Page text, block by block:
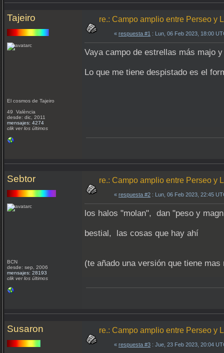
Tajeiro
El cosmos de Tajeiro
49 València
desde: dic, 2011
mensajes: 4274
clik ver los últimos
re.: Campo amplio entre Perseo y
« respuesta #1 : Lun, 06 Feb 2023, 18:00
Vaya campo de estrellas más majo
Lo que me tiene despistado es el
Sebtor
BCN
desde: sep, 2006
mensajes: 28193
clik ver los últimos
re.: Campo amplio entre Perseo y
« respuesta #2 : Lun, 06 Feb 2023, 22:45
los halos "molan", dan "peso y
bestial, las cosas que hay ahí
(te añado una versión que tiene mas
Susaron re.: Campo amplio entre Perseo y
« respuesta #3 : Jue, 23 Feb 2023, 20:04